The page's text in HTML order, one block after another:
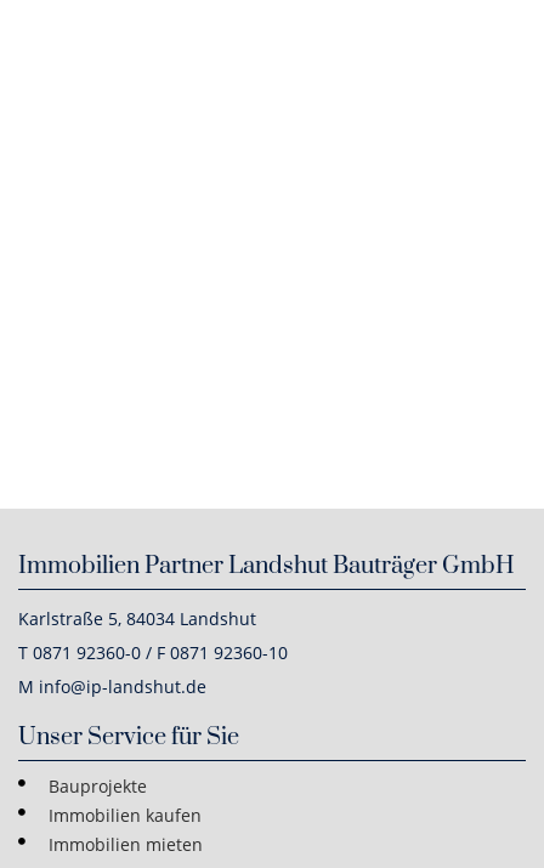
Immobilien Partner Landshut Bauträger GmbH
Karlstraße 5, 84034 Landshut
T 0871 92360-0 / F 0871 92360-10
M info@ip-landshut.de
Unser Service für Sie
Bauprojekte
Immobilien kaufen
Immobilien mieten